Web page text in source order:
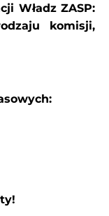
Władz ZASP:
komisji,